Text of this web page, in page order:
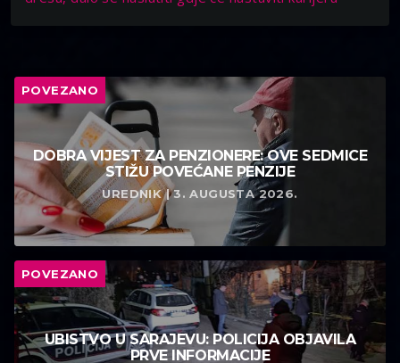
POVEZANO
DOBRA VIJEST ZA PENZIONERE: OVE SEDMICE
STIŽU POVEĆANE PENZIJE
UREDNIK | 3. AUGUSTA 2026.
POVEZANO
UBISTVO U SARAJEVU: POLICIJA OBJAVILA
PRVE INFORMACIJE